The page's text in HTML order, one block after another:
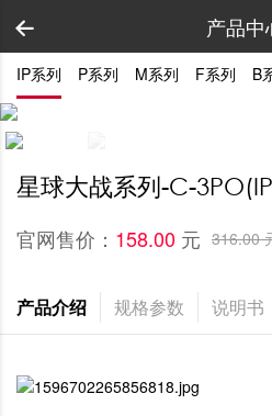
产品中
IP系列 P系列 M系列 F系列 B
星球大战系列-C-
官网售价： 158.00 元 316.00
产品介绍 规格参数 说明书